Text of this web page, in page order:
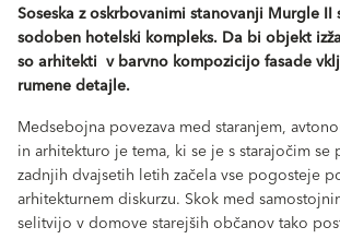
Soseska z oskrbovanimi stanovanji Murgle II
sodoben hotelski kompleks. Da bi objekt
so arhitekti v barvno kompozicijo fasade
rumene detajle.
Medsebojna povezava med staranjem,
in arhitekturo je tema, ki se je s starajočim se
zadnjih dvajsetih letih začela vse pogosteje
arhitekturnem diskurzu. Skok med
selitvijo v domove starejših občanov tako